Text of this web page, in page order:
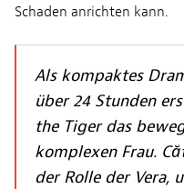
Schaden anrichten kann.
Als kompaktes
über 24 Stunden
the Tiger das
komplexen Frau.
der Rolle der Vera,